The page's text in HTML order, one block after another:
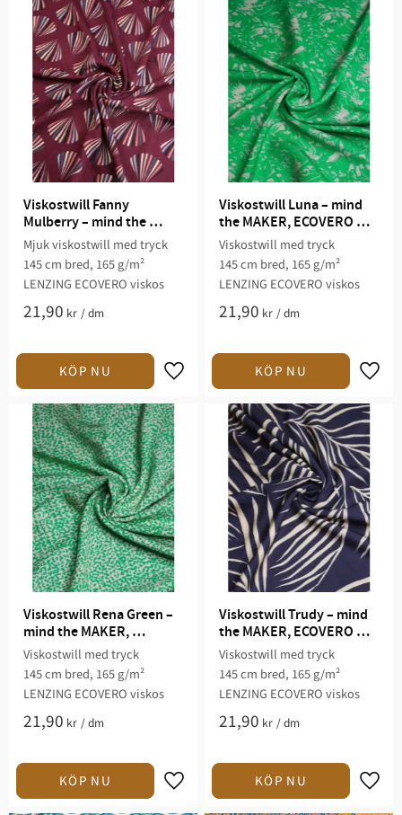
Viskostwill Fanny
Mulberry – mind the
MAKER, ECOVERO viskos
Mjuk viskostwill med tryck
145 cm bred, 165 g/m²
LENZING ECOVERO viskos
21,90 kr /dm
Lägg till i favoriter
Viskostwill Luna – mind
the MAKER, ECOVERO
viskos
Viskostwill med tryck
145 cm bred, 165 g/m²
LENZING ECOVERO viskos
21,90 kr /dm
Viskostwill Rena Green –
mind the MAKER,
ECOVERO viskos
Viskostwill med tryck
145 cm bred, 165 g/m²
LENZING ECOVERO viskos
21,90 kr /dm
Lägg till i favoriter
Viskostwill Trudy – mind
the MAKER, ECOVERO
viskos
Viskostwill med tryck
145 cm bred, 165 g/m²
LENZING ECOVERO viskos
21,90 kr /dm